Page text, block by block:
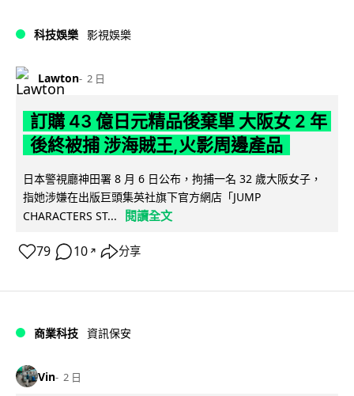
科技娛樂 影視娛樂
Lawton 2 日
訂購 43 億日元精品後棄單 大阪女 2 年
後終被捕 涉海賊王,火影周邊產品
日本警視廳神田署 8 月 6 日公布，拘捕一名 32 歲大阪女子，
指她涉嫌在出版巨頭集英社旗下官方網店「JUMP
CHARACTERS ST...
閱讀全文
79 10 ↗ 分享
商業科技 資訊保安
Vin 2 日